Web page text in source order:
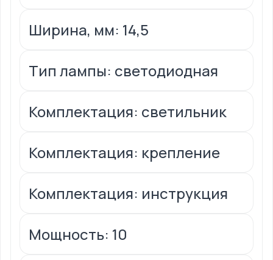
Ширина, мм: 14,5
Тип лампы: светодиодная
Комплектация: светильник
Комплектация: крепление
Комплектация: инструкция
Мощность: 10